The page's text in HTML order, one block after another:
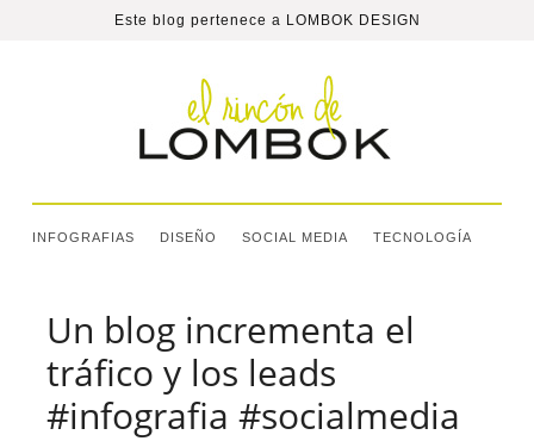
Este blog pertenece a LOMBOK DESIGN
INFOGRAFIAS DISEÑO SOCIAL MEDIA TECNOLOGÍA
Un blog incrementa el
tráfico y los leads
#infografia #socialmedia